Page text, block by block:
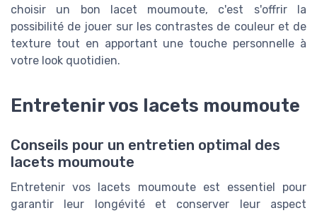
choisir un bon lacet moumoute, c'est s'offrir la
possibilité de jouer sur les contrastes de couleur et de
texture tout en apportant une touche personnelle à
votre look quotidien.
Entretenir vos lacets moumoute
Conseils pour un entretien optimal des
lacets moumoute
Entretenir vos lacets moumoute est essentiel pour
garantir leur longévité et conserver leur aspect